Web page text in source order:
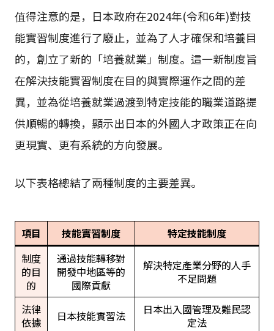
值得注意的是，日本政府在2024年(令和6年)對技
能實習制度進行了廢止，並為了人才確保和培養目
的，創立了新的「培養就業」制度。這一新制度旨
在解決技能實習制度在目的與實際運作之間的差
異，並為從培養就業過渡到特定技能的職業道路提
供順暢的轉換，顯示出日本的外國人才政策正在向
更現實、更有系統的方向發展。
以下表格總結了兩種制度的主要差異。
項目 技能實習制度
特定技能制度
制度
的目
的
通過技能轉移對
開發中地區等的
國際貢獻
解決特定產業分野的人手
不足問題
法律
依據
日本技能實習法
日本出入國管理及難民認
定法